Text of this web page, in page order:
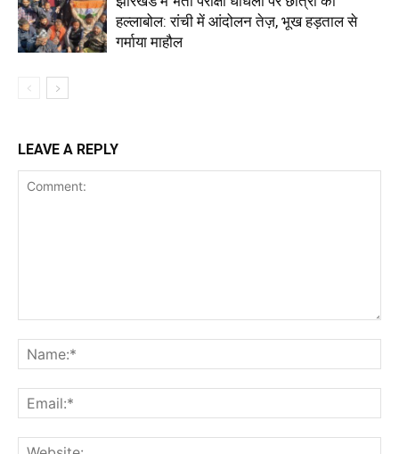
हल्लाबोल: रांची में आंदोलन तेज़, भूख हड़ताल से
गर्माया माहौल
LEAVE A REPLY